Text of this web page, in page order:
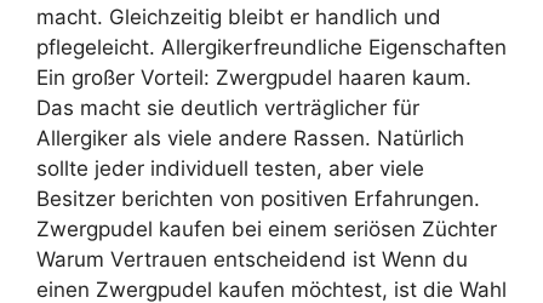
macht. Gleichzeitig bleibt er handlich und
pflegeleicht. Allergikerfreundliche Eigenschaften
Ein großer Vorteil: Zwergpudel haaren kaum.
Das macht sie deutlich verträglicher für
Allergiker als viele andere Rassen. Natürlich
sollte jeder individuell testen, aber viele
Besitzer berichten von positiven Erfahrungen.
Zwergpudel kaufen bei einem seriösen Züchter
Warum Vertrauen entscheidend ist Wenn du
einen Zwergpudel kaufen möchtest, ist die Wahl